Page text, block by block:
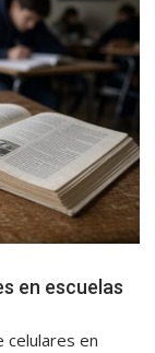
en escuelas
celulares en